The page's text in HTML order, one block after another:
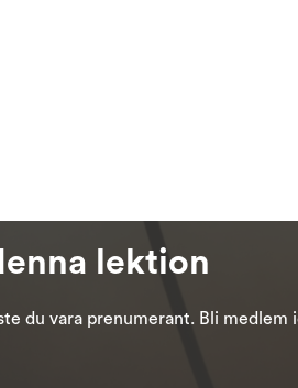
lektion
du vara prenumerant. Bli medlem